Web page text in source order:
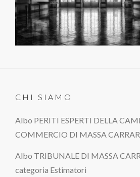
CHI SIAMO
Albo PERITI ESPERTI DELLA
COMMERCIO DI MASSA
Albo TRIBUNALE DI MASSA
categoria Estimatori